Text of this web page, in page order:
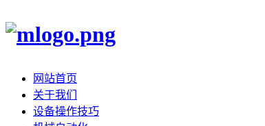
网站首页
关于我们
设备操作技巧